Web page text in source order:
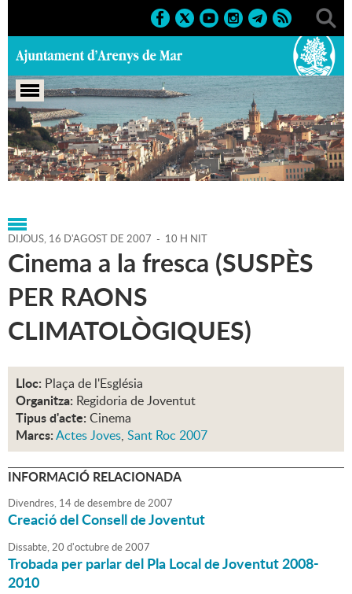
Portada > Agenda > 16-08-
2007 > Marcs > Població > 2007 > Actes Joves
DIJOUS, 16 D'AGOST DE 2007 - 10 H NIT
Cinema a la fresca (SUSPÈS
PER RAONS
CLIMATOLÒGIQUES)
Lloc: Plaça de l'Església
Organitza: Regidoria de Joventut
Tipus d'acte: Cinema
Marcs:Actes Joves, Sant Roc 2007
INFORMACIÓ RELACIONADA
Divendres, 14dedesembrede2007
Creació del Consell de Joventut
Dissabte,20 d'octubrede2007
Trobada per parlar del Pla Local de Joventut 2008-
2010